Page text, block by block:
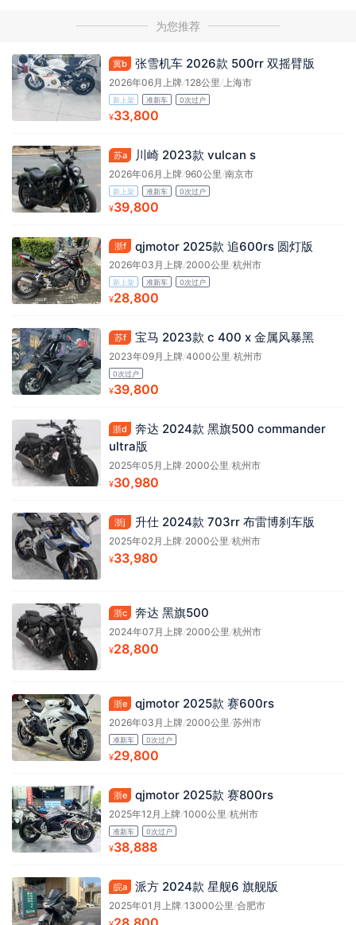
为您推荐
冀b 张雪机车 2026款 500rr 双摇臂版
2026年06月上牌/128公里 /上海市
新上架 准新车 0次过户
¥33,800
苏a 川崎 2023款 vulcan s
2026年06月上牌/960公里 /南京市
新上架 准新车 0次过户
¥39,800
浙f qjmotor 2025款 追600rs 圆灯版
2026年03月上牌/2000公里/杭州市
新上架 准新车 0次过户
¥28,800
苏f 宝马 2023款 c 400 x 金属风暴黑
2023年09月上牌/4000公里/杭州市
0次过户
¥39,800
浙d
奔达 2024款 黑旗500 commander
ultra版
2025年05月上牌/2000公里/杭州市
¥30,980
浙j 升仕 2024款 703rr 布雷博刹车版
2025年02月上牌/2000公里/杭州市
¥33,980
浙c 奔达 黑旗500
2024年07月上牌/2000公里/杭州市
¥28,800
浙e qjmotor 2025款 赛600rs
2026年03月上牌/2000公里/苏州市
准新车 0次过户
¥29,800
浙e qjmotor 2025款 赛800rs
2025年12月上牌/1000公里/杭州市
准新车 0次过户
¥38,888
皖a 派方 2024款 星舰6 旗舰版
2025年01月上牌/13000公里/合肥市